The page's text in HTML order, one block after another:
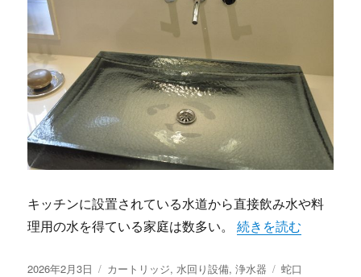
キッチンに設置されている水道から直接飲み水や料
理用の水を得ている家庭は数多い。“家族の健康と美味
続きを読む
投
2026年2月3日
カ
カートリッジ, 水回り設備,浄水器
タ
蛇口